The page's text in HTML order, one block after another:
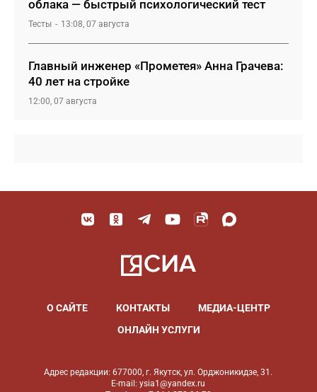
облака — быстрый психологический тест
Тесты 13:08, 07 августа
Главный инженер «Прометея» Анна Грачева:
40 лет на стройке
12:00, 07 августа
О САЙТЕ КОНТАКТЫ
МЕДИА-ЦЕНТР
ОНЛАЙН УСЛУГИ
Адрес редакции: 677000, г. Якутск, ул. Орджоникидзе, 31.
E-mail: ysia1@yandex.ru